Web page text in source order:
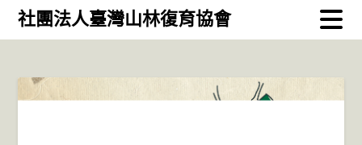
社團法人臺灣山林復育協會